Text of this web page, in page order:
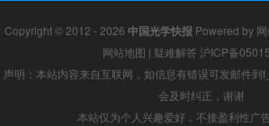
Copyright © 2012 - 2026 中国光学快报 Powered by
网站地图 | 疑难解答 沪ICP备
声明：本站内容来自互联网，如信息有错误可发邮件到
会及时纠正，谢谢
本站仅为个人兴趣爱好，不接盈利性广